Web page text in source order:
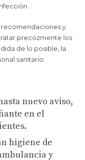
recomendaciones y
precozmente los
de lo posible, la
sanitario.
nuevo aviso,
en el
higiene de
y